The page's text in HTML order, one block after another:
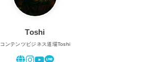
Toshi
コンテンツビジネス道場Toshi